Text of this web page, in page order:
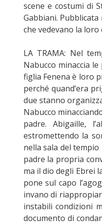
scene e costumi di
Gabbiani.
che vedevano la
LA TRAMA: Nel
Nabucco minaccia
figlia Fenena è loro
perché quand’era
due stanno
Nabucco
padre. Abigaille,
estromettendo la
nella sala del
padre la propria
ma il dio degli Ebrei
pone sul capo
invano di
instabili condizioni
documento di